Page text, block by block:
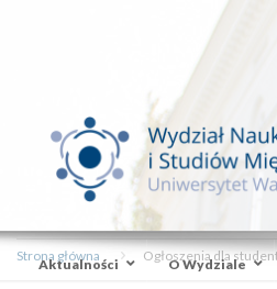
Aktualności O Wydziale
Strona główna Ogłoszenia dla